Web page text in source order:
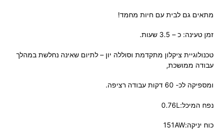
מתאים גם לבית עם חיות מחמד!
זמן טעינה: כ – 3.5 שעות.
טכנולוגיית ציקלון מתקדמת וסוללה יון – לתיום שאינה נחלשת במהלך
עבודה ממושכת,
ומספיקה לכ- 60 דקות עבודה רציפה.
נפח המיכל:0.76L
כוח יניקה:151AW